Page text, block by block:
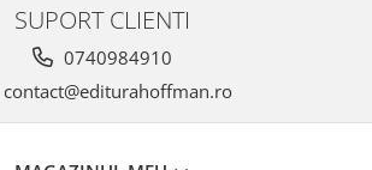
SUPORT CLIENTI
0740984910
contact@editurahoffman.ro